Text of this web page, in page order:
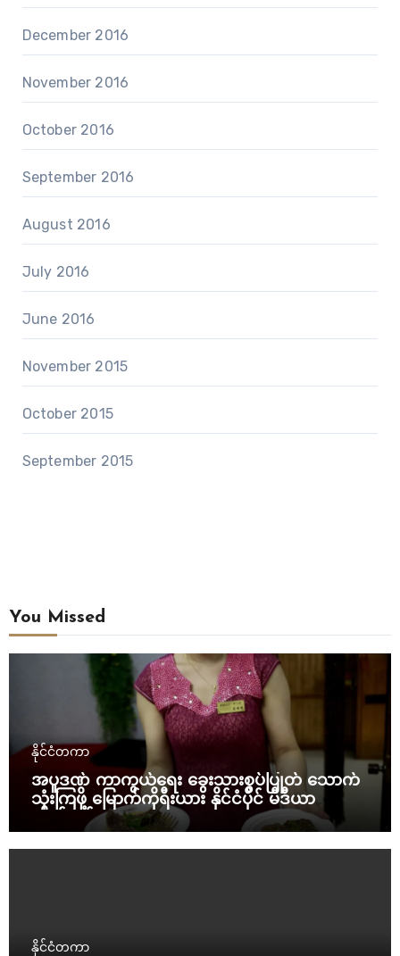
December 2016
November 2016
October 2016
September 2016
August 2016
July 2016
June 2016
November 2015
October 2015
September 2015
You Missed
နိုင်ငံတကာ
အပူဒဏ် ကာကွယ်ရေး ခွေးသားစွပ်ပြုတ် သောက်
သုံးကြဖို့ မြောက်ကိုရီးယား နိုင်ငံပိုင် မီဒီယာ
တိုက်တွန်း
နိုင်ငံတကာ